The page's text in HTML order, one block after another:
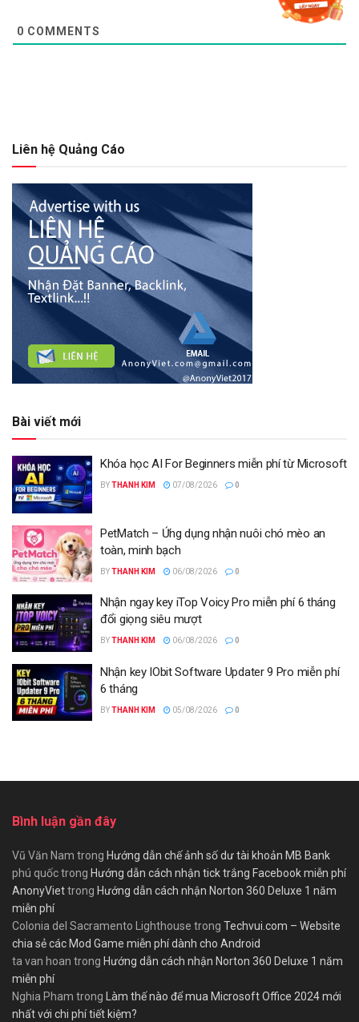
0 COMMENTS
Liên hệ Quảng Cáo
Bài viết mới
Khóa học AI For Beginners miễn phí từ Microsoft
BYTHANH KIM 07/08/2026 0
PetMatch – Ứng dụng nhận nuôi chó mèo an
toàn, minh bạch
BYTHANH KIM 06/08/2026 0
Nhận ngay key iTop Voicy Pro miễn phí 6 tháng
đổi giọng siêu mượt
BYTHANH KIM 06/08/2026 0
Nhận key IObit Software Updater 9 Pro miễn phí
6 tháng
BYTHANH KIM 05/08/2026 0
Bình luận gần đây
Vũ Văn Nam trong Hướng dẫn chế ảnh số dư tài khoản MB Bank
phú quốctrong Hướng dẫn cách nhận tick trắng Facebook miễn phí
AnonyViettrong Hướng dẫn cách nhận Norton 360 Deluxe 1 năm
miễn phí
Colonia del Sacramento Lighthouse trong Techvui.com – Website
chia sẻ các Mod Game miễn phí dành cho Android
ta van hoan trong Hướng dẫn cách nhận Norton 360 Deluxe 1 năm
miễn phí
Nghia Pham trong Làm thế nào để mua Microsoft Office 2024 mới
nhất với chi phí tiết kiệm?